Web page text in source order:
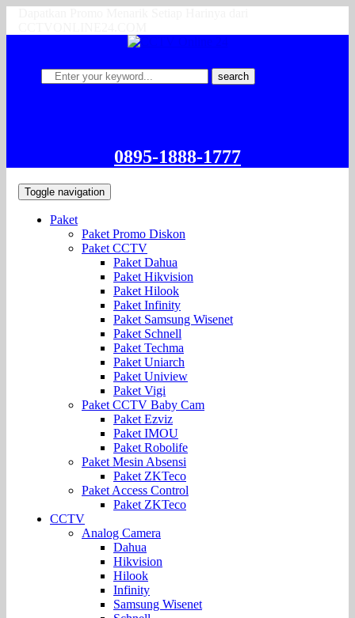
search
0895-1888-1777
Toggle navigation
Paket
Paket Promo Diskon
Paket CCTV
Paket Dahua
Paket Hikvision
Paket Hilook
Paket Infinity
Paket Samsung Wisenet
Paket Schnell
Paket Techma
Paket Uniarch
Paket Uniview
Paket Vigi
Paket CCTV Baby Cam
Paket Ezviz
Paket IMOU
Paket Robolife
Paket Mesin Absensi
Paket ZKTeco
Paket Access Control
Paket ZKTeco
CCTV
Analog Camera
Dahua
Hikvision
Hilook
Infinity
Samsung Wisenet